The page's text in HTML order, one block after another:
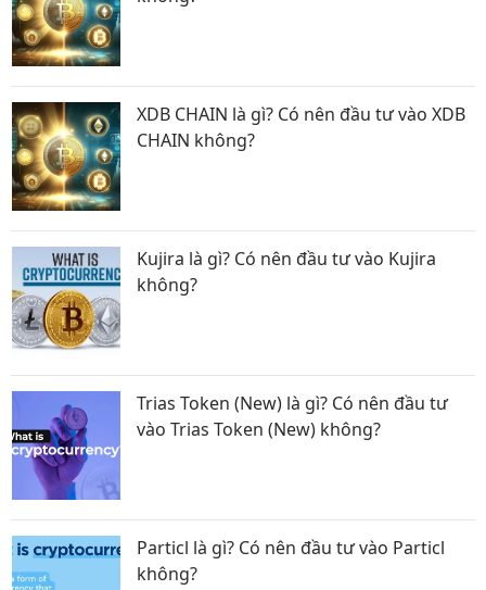
XDB CHAIN là gì? Có nên đầu tư vào XDB
CHAIN không?
Kujira là gì? Có nên đầu tư vào Kujira
không?
Trias Token (New) là gì? Có nên đầu tư
vào Trias Token (New) không?
Particl là gì? Có nên đầu tư vào Particl
không?